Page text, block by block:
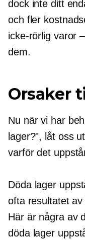
dock inte ditt
och fler
icke-rörlig varor
dem.
Orsaker
Nu när vi har
lager?", låt oss
varför det
Döda lager
ofta resultatet
Här är några av
döda lager